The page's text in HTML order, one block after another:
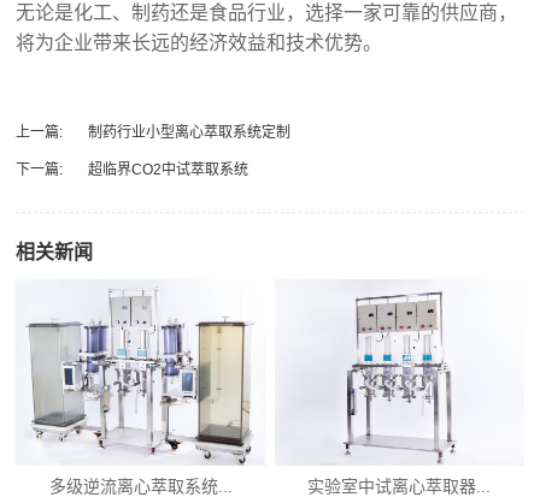
无论是化工、制药还是食品行业，选择一家可靠的供应商，
将为企业带来长远的经济效益和技术优势。
上一篇: 制药行业小型离心萃取系统定制
下一篇: 超临界CO2中试萃取系统
相关新闻
多级逆流离心萃取系统... 实验室中试离心萃取器...